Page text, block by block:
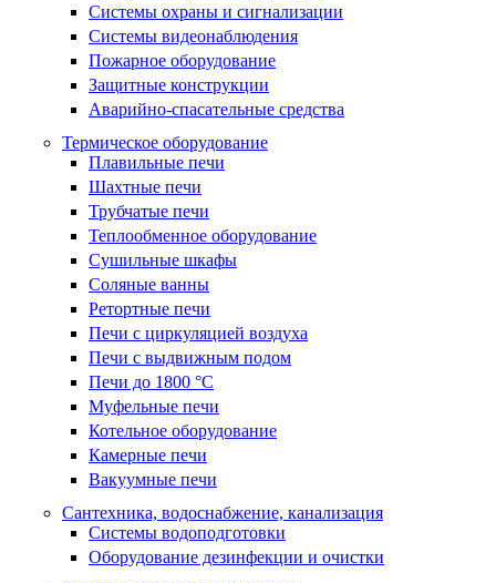
Системы охраны и сигнализации
Системы видеонаблюдения
Пожарное оборудование
Защитные конструкции
Аварийно-спасательные средства
Термическое оборудование
Плавильные печи
Шахтные печи
Трубчатые печи
Теплообменное оборудование
Сушильные шкафы
Соляные ванны
Ретортные печи
Печи с циркуляцией воздуха
Печи с выдвижным подом
Печи до 1800 °C
Муфельные печи
Котельное оборудование
Камерные печи
Вакуумные печи
Сантехника, водоснабжение, канализация
Системы водоподготовки
Оборудование дезинфекции и очистки